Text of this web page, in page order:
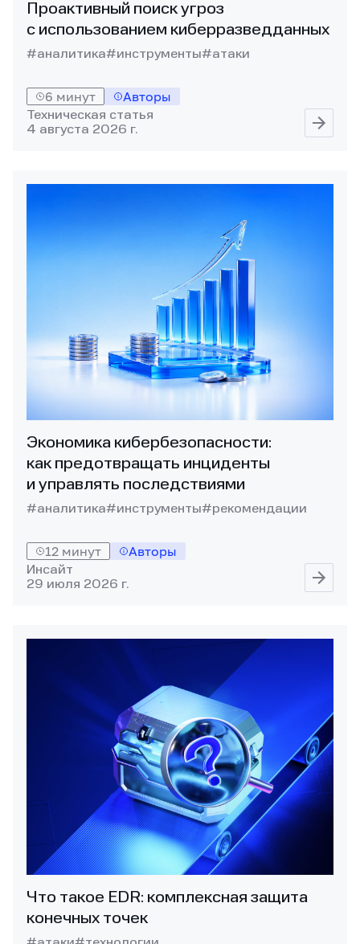
Проактивный поиск угроз
с использованием киберразведданных
#аналитика#инструменты#атаки
6 минут Авторы
Техническая статья
4 августа 2026 г.
Экономика кибербезопасности:
как предотвращать инциденты
и управлять последствиями
#аналитика#инструменты#рекомендации
12 минут Авторы
Инсайт
29 июля 2026 г.
Что такое EDR: комплексная защита
конечных точек